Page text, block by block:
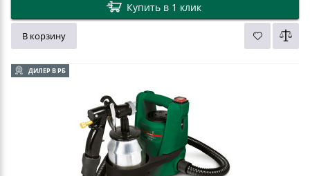
Купить в 1 клик
В корзину
ДИЛЕР В РБ